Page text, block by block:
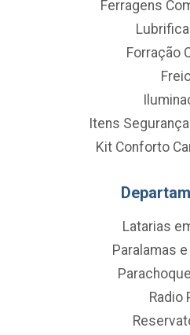
Ferragens
Forração
Itens
Kit Conforto
Latarias
Paralamas
Radio